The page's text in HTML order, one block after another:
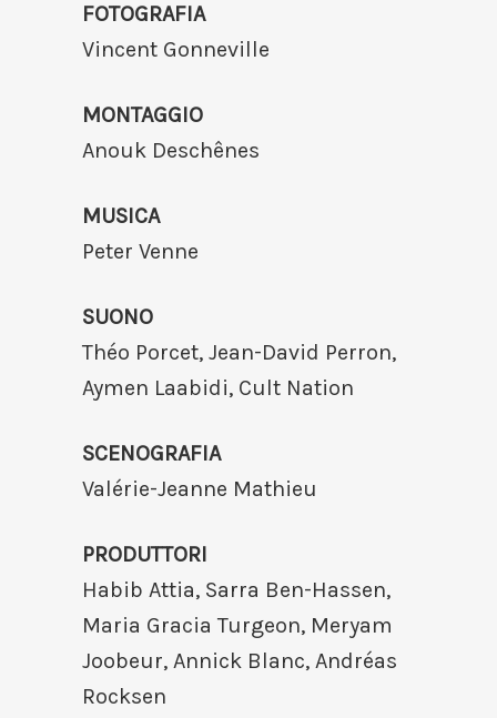
FOTOGRAFIA
Vincent Gonneville
MONTAGGIO
Anouk Deschênes
MUSICA
Peter Venne
SUONO
Théo Porcet, Jean-David Perron,
Aymen Laabidi, Cult Nation
SCENOGRAFIA
Valérie-Jeanne Mathieu
PRODUTTORI
Habib Attia, Sarra Ben-Hassen,
Maria Gracia Turgeon, Meryam
Joobeur, Annick Blanc, Andréas
Rocksen